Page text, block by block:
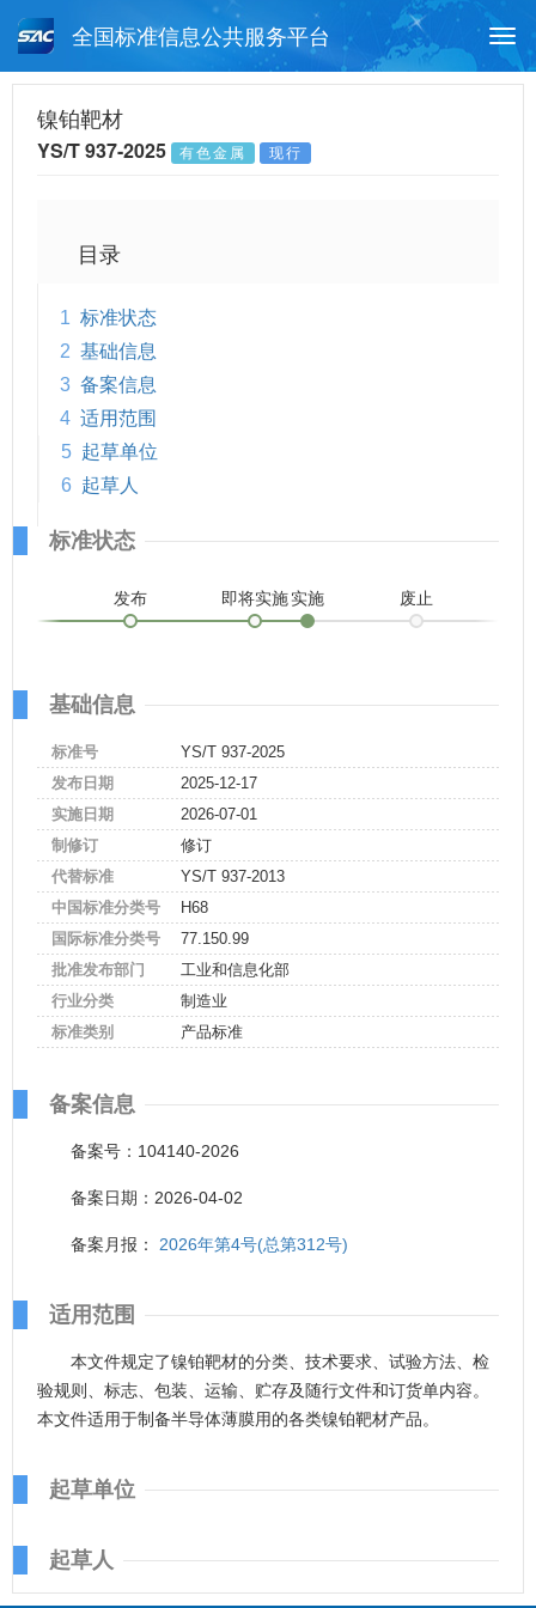
全国标准信息公共服务平台
月报查询 标准公告查询
镍铂靶材
YS/T 937-2025 有色金属 现行
目录
1 标准状态
2 基础信息
3 备案信息
4 适用范围
5 起草单位
6 起草人
标准状态
发布 即将实施实施 废止
基础信息
标准号
YS/T 937-2025
发布日期
2025-12-17
实施日期
2026-07-01
制修订
修订
代替标准
YS/T 937-2013
中国标准分类号
H68
国际标准分类号
77.150.99
批准发布部门
工业和信息化部
行业分类
制造业
标准类别
产品标准
备案信息
备案号：104140-2026
备案日期：2026-04-02
备案月报： 2026年第4号(总第312号)
适用范围
本文件规定了镍铂靶材的分类、技术要求、试验方法、检
验规则、标志、包装、运输、贮存及随行文件和订货单内容。
本文件适用于制备半导体薄膜用的各类镍铂靶材产品。
起草单位
起草人